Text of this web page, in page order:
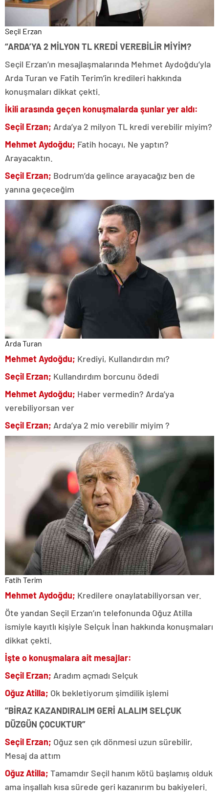
Seçil Erzan
“ARDA’YA 2 MİLYON TL KREDİ VEREBİLİR MİYİM?
Seçil Erzan’ın mesajlaşmalarında Mehmet Aydoğdu’yla
Arda Turan ve Fatih Terim’in kredileri hakkında
konuşmaları dikkat çekti.
İkili arasında geçen konuşmalarda şunlar yer aldı:
Seçil Erzan; Arda’ya 2 milyon TL kredi verebilir miyim?
Mehmet Aydoğdu; Fatih hocayı, Ne yaptın?
Arayacaktın.
Seçil Erzan; Bodrum’da gelince arayacağız ben de
yanına geçeceğim
Arda Turan
Mehmet Aydoğdu; Krediyi, Kullandırdın mı?
Seçil Erzan; Kullandırdım borcunu ödedi
Mehmet Aydoğdu; Haber vermedin? Arda’ya
verebiliyorsan ver
Seçil Erzan; Arda’ya 2 mio verebilir miyim ?
Fatih Terim
Mehmet Aydoğdu; Kredilere onaylatabiliyorsan ver.
Öte yandan Seçil Erzan’ın telefonunda Oğuz Atilla
ismiyle kayıtlı kişiyle Selçuk İnan hakkında konuşmaları
dikkat çekti.
İşte o konuşmalara ait mesajlar:
Seçil Erzan; Aradım açmadı Selçuk
Oğuz Atilla; Ok bekletiyorum şimdilik işlemi
“BİRAZ KAZANDIRALIM GERİ ALALIM SELÇUK
DÜZGÜN ÇOCUKTUR”
Seçil Erzan; Oğuz sen çık dönmesi uzun sürebilir,
Mesaj da attım
Oğuz Atilla; Tamamdır Seçil hanım kötü başlamış olduk
ama inşallah kısa sürede geri kazanırım bu bakiyeleri.